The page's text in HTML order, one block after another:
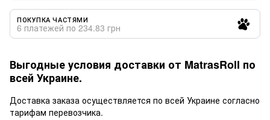
ПОКУПКА ЧАСТЯМИ
6 платежей по 234.83 грн
Выгодные условия доставки от MatrasRoll по
всей Украине.
Доставка заказа осуществляется по всей Украине согласно
тарифам перевозчика.